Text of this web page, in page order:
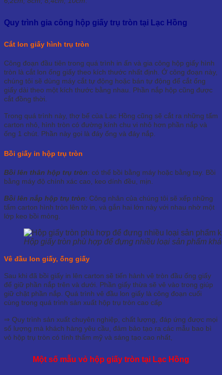
Quy trình gia công hộp giấy trụ tròn tại Lạc Hồng
Cắt lon giấy hình trụ tròn
Công đoạn đầu tiên trong quá trình in ấn và gia công hộp giấy hình
tròn là cắt lon ống giấy theo kích thước nhất định. Ở công đoạn này,
chúng tôi sẽ dùng máy cắt tự động hoặc bán tự động để cắt ống
giấy dài theo một kích thước bằng nhau. Phần nắp hộp cũng được
cắt đồng thời.
Trong quá trình này, thợ bế của Lạc Hồng cũng sẽ cắt ra những tấm
carton nhỏ, hình tròn có đường kính chu vi nhỏ hơn phần nắp và
ống 1 chút. Phần này gọi là đáy ống và đáy nắp.
Bồi giấy in hộp trụ tròn
Bồi lên thân hộp trụ tròn: có thể bồi bằng máy hoặc bằng tay. Bồi
bằng máy độ chính xác cao, keo dính đều, mịn.
Bồi lên nắp hộp trụ tròn: Công nhân của chúng tôi sẽ xếp những
tấm carton hình tròn lên tờ in, và gắn hai lớn này với nhau nhờ một
lớp keo bồi mỏng.
Hộp giấy tròn phù hợp để đựng nhiều loại sản phẩm
Vê đầu lon giấy, ống giấy
Sau khi đã bồi giấy in lên carton sẽ tiến hành vê tròn đầu ống giấy
để giữ phần nắp trên và dưới. Phần giấy thừa sẽ vê vào trong giúp
giữ chặt phần nắp. Quá trình vê đầu lon giấy là công đoạn cuối
cùng trong quá trình sản xuất hộp trụ tròn cao cấp
⇒ Quy trình sản xuất chuyên nghiệp, chất lượng, đáp ứng được mọi
số lượng mà khách hàng yêu cầu, đảm bảo tạo ra các mẫu bao bì
vỏ hộp trụ tròn có tính thẩm mỹ và sáng tạo cao nhất,
Một số mẫu vỏ hộp giấy tròn tại Lạc Hồng